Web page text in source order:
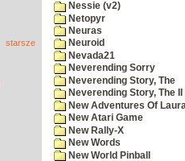
starsze
Nessie (v2)
Netopyr
Neuras
Neuroid
Nevada21
Neverending Sorry
Neverending Story, The
Neverending Story, The II
New Adventures Of
New Atari Game
New Rally-X
New Words
New World Pinball